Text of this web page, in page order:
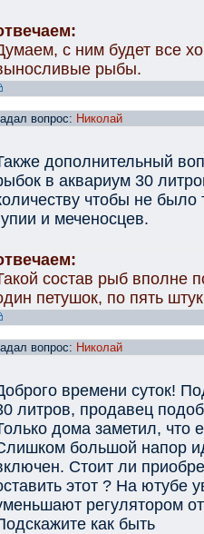
с ним будет все
рыбы.
вопрос: Николай
дополнительный
в аквариум 30
чтобы не было
и меченосцев.
состав рыб вполне
петушок, по пять
вопрос: Николай
времени суток!
литров, продавец
дома заметил, что
большой напор
Стоит ли
этот ? На ютубе
регулятором
как быть